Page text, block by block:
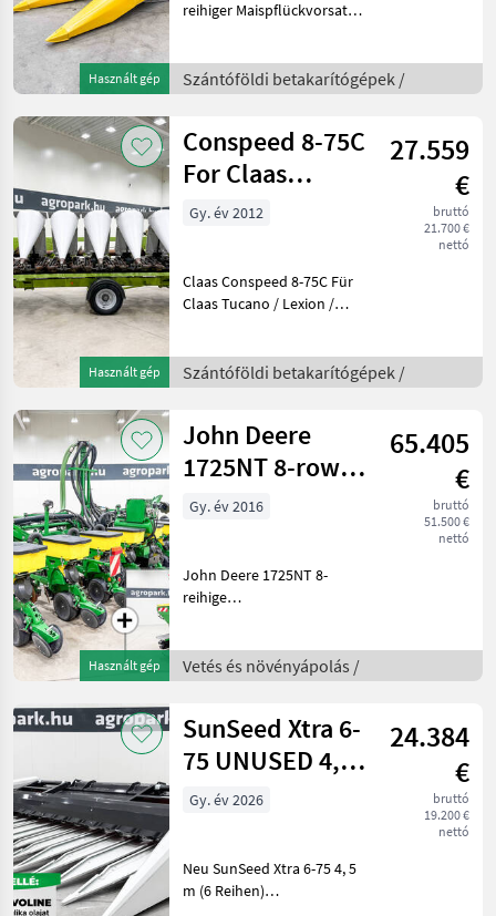
Használt gép
reihiger Maispflückvorsatz
Rahmen, 75 cm
Reihenabstand, häckselnd,
von der Kabi
Szántóföldi betakarítógépek /
Használt gép
Conspeed 8-75C
For Claas
Tucano, Lexion,
27.559
€
bruttó
21.700 €
nettó
Gy. év 2012
Claas Conspeed 8-75C Für
Claas Tucano / Lexion /
Ausführung mit festem
Rahmen und Häcksler, mit
Szántóföldi betakarítógépek /
Használt gép
John Deere
1725NT 8-row
folding-frame
planter, FT
65.405
€
bruttó
51.500 €
nettó
Gy. év 2016
John Deere 1725NT 8-
reihige
Düngertank, ISOBUS-
Steuerung, ExactEmerge-
Hektar gesät (885 Betrieb
Vetés és növényápolás /
SunSeed Xtra 6-
75 UNUSED 4,5
m, 6 row (75
24.384
€
bruttó
19.200 €
nettó
Gy. év 2026
Neu SunSeed Xtra 6-75 4, 5
m (6 Reihen)